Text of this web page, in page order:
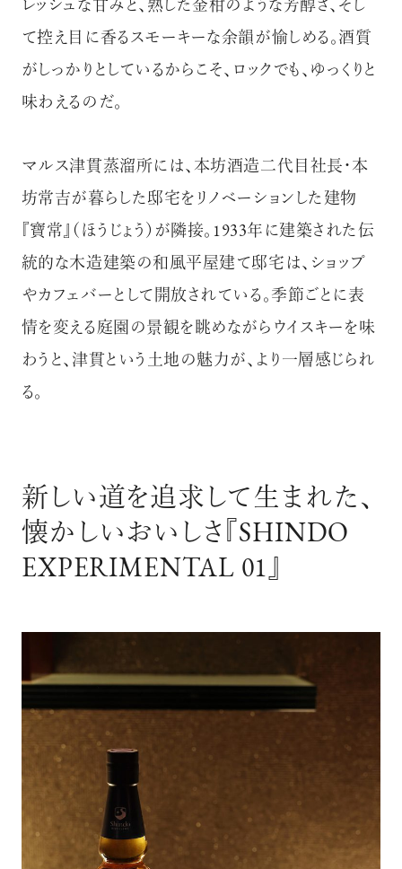
レッシュな甘みと、熟した金柑のような芳醇さ、そし
て控え目に香るスモーキーな余韻が愉しめる。酒質
がしっかりとしているからこそ、ロックでも、ゆっくりと
味わえるのだ。
マルス津貫蒸溜所には、本坊酒造二代目社長・本
坊常吉が暮らした邸宅をリノベーションした建物
『寶常』（ほうじょう）が隣接。1933年に建築された伝
統的な木造建築の和風平屋建て邸宅は、ショップ
やカフェバーとして開放されている。季節ごとに表
情を変える庭園の景観を眺めながらウイスキーを味
わうと、津貫という土地の魅力が、より一層感じられ
る。
新しい道を追求して生まれた、
懐かしいおいしさ『SHINDO
EXPERIMENTAL 01』